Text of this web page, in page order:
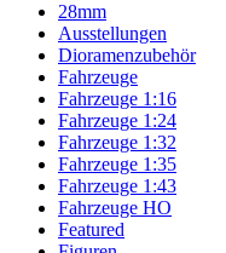
28mm
Ausstellungen
Dioramenzubehör
Fahrzeuge
Fahrzeuge 1:16
Fahrzeuge 1:24
Fahrzeuge 1:32
Fahrzeuge 1:35
Fahrzeuge 1:43
Fahrzeuge HO
Featured